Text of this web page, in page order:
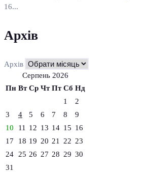
16...
Архів
Архів
Серпень 2026
Пн Вт Ср Чт Пт Сб Нд
1
2
3
4 5 6 7 8
9
10
11 12 13 14 15 16
17
18 19 20 21 22 23
24
25 26 27 28 29 30
31